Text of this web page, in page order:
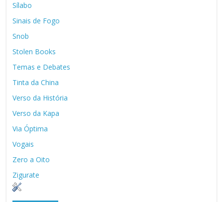
Sílabo
Sinais de Fogo
Snob
Stolen Books
Temas e Debates
Tinta da China
Verso da História
Verso da Kapa
Via Óptima
Vogais
Zero a Oito
Zigurate